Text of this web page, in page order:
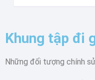
Khung tập đi
Những đối tượng chính